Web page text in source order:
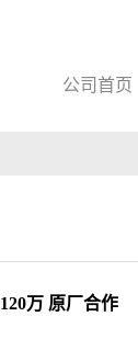
公司首页
万 原厂合作